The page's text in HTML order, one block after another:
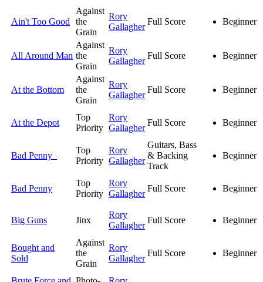
Ain't Too Good
Against
the
Grain
Rory
Gallagher
Full Score Beginner
All Around Man
Against
the
Grain
Rory
Gallagher
Full Score Beginner
At the Bottom
Against
the
Grain
Rory
Gallagher
Full Score Beginner
At the Depot
Top
Priority
Rory
Gallagher
Full Score Beginner
Bad Penny
Top
Priority
Rory
Gallagher
Guitars, Bass
& Backing
Track
Beginner
Bad Penny
Top
Priority
Rory
Gallagher
Full Score Beginner
Big Guns Jinx
Rory
Gallagher
Full Score Beginner
Bought and
Sold
Against
the
Grain
Rory
Gallagher
Full Score Beginner